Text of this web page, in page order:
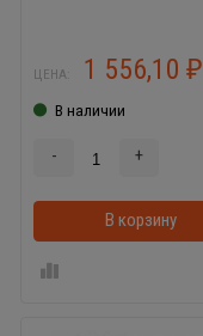
ЦЕНА: 1 556,10 ₽
В наличии
- +
В корзину